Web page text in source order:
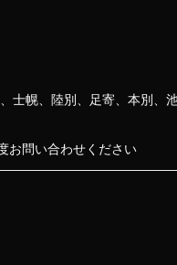
士幌、陸別、足寄、本別、
お問い合わせください